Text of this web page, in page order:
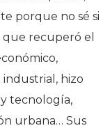
porque no sé si
que recuperó el
hizo
tecnología,
urbana… Sus